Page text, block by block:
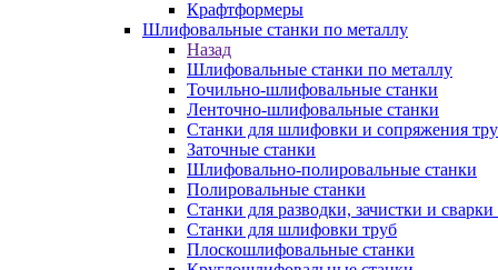
Крафтформеры
Шлифовальные станки по металлу
Назад
Шлифовальные станки по металлу
Точильно-шлифовальные станки
Ленточно-шлифовальные станки
Станки для шлифовки и сопряжения
Заточные станки
Шлифовально-полировальные станки
Полировальные станки
Станки для разводки, зачистки и сварки
Станки для шлифовки труб
Плоскошлифовальные станки